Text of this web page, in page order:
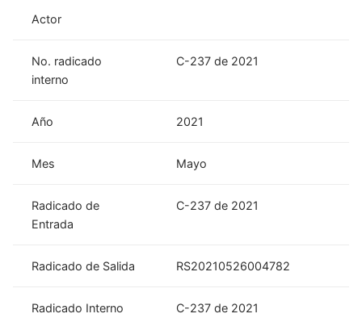
Actor
No. radicado
interno
C-237 de 2021
Año 2021
Mes Mayo
Radicado de
Entrada
C-237 de 2021
Radicado de Salida RS20210526004782
Radicado Interno C-237 de 2021